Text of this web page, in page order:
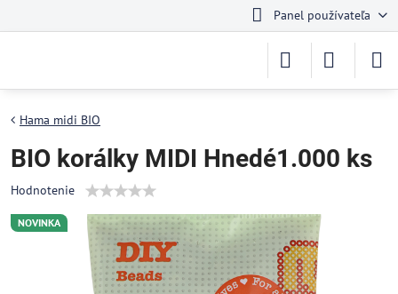
Panel používateľa
NOVINKA
Hama midi BIO
BIO korálky MIDI Hnedé1.000 ks
Hodnotenie